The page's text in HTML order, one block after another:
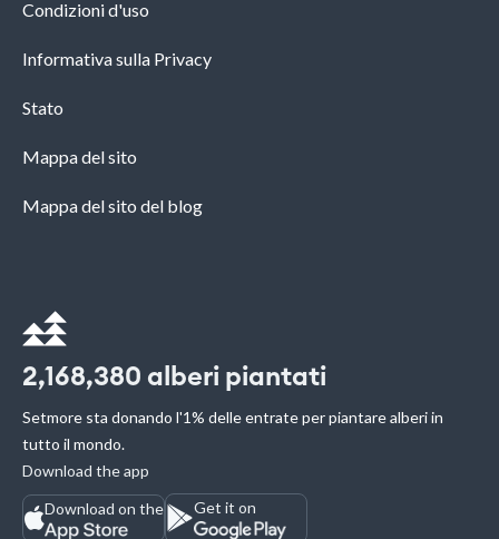
Condizioni d'uso
Informativa sulla Privacy
Stato
Mappa del sito
Mappa del sito del blog
2,168,380 alberi piantati
Setmore sta donando l'1% delle entrate per piantare alberi in
tutto il mondo.
Download the app
Download on the
Get it on